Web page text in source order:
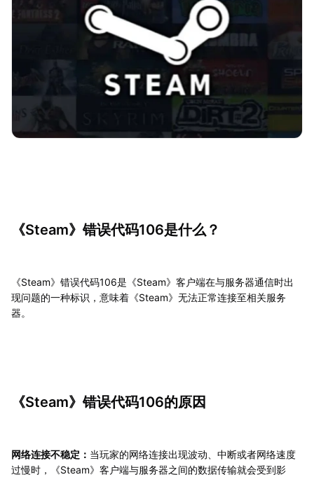
《Steam》错误代码106是什么？
《Steam》错误代码106是《Steam》客户端在与服务器通信时出
现问题的一种标识，意味着《Steam》无法正常连接至相关服务
器。
《Steam》错误代码106的原因
网络连接不稳定： 当玩家的网络连接出现波动、中断或者网络速度
过慢时，《Steam》客户端与服务器之间的数据传输就会受到影